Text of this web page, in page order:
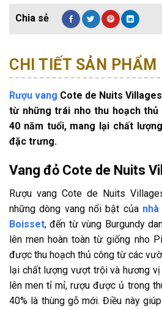
CHI TIẾT SẢN PHẨM
Rượu vang Cote de Nuits
từ những trái nho thu hoạch
40 năm tuổi, mang lại chất
đặc trưng.
Vang đỏ Cote de Nuits
Rượu vang Cote de Nuits
những dòng vang nổi bật của
Boisset, đến từ vùng Burgundy
lên men hoàn toàn từ giống nho
được thu hoạch thủ công từ các
lại chất lượng vượt trội và hương
lên men tỉ mỉ, rượu được ủ trong
40% là thùng gỗ mới. Điều này